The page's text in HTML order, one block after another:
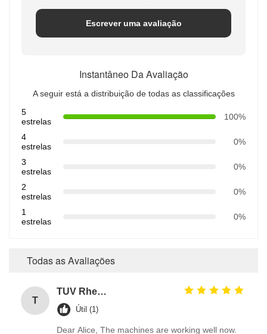
Escrever uma avaliação
Instantâneo Da Avaliação
A seguir está a distribuição de todas as classificações
5
estrelas
100%
4
estrelas
0%
3
estrelas
0%
2
estrelas
0%
1
estrelas
0%
Todas as Avaliações
T
TUV Rheinland
Útil (1)
Dear Alice, The machines are working well now.